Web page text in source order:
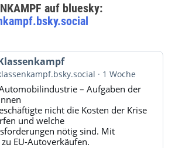
auf bluesky:
1 Woche
– Aufgaben der
nicht die Kosten der Krise
und welche
nötig sind. Mit
EU-Autoverkäufen.